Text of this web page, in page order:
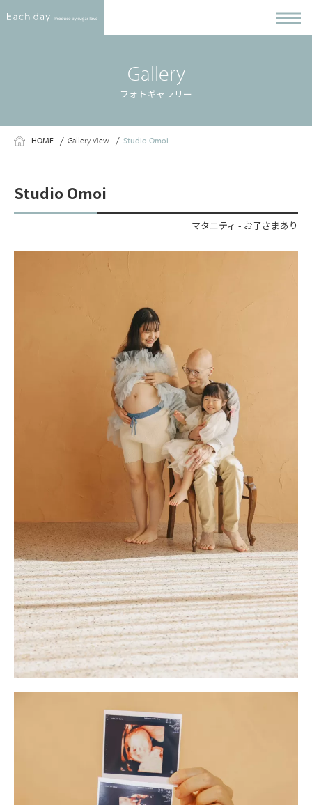
Gallery
フォトギャラリー
HOME Gallery View Studio Omoi
Studio Omoi
マタニティ - お子さまあり